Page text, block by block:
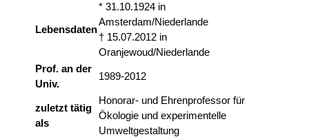
Lebensdaten
* 31.10.1924 in
Amsterdam/Niederlande
† 15.07.2012 in
Oranjewoud/Niederlande
Prof. an der
Univ.
1989-2012
zuletzt tätig
als
Honorar- und Ehrenprofessor für
Ökologie und experimentelle
Umweltgestaltung